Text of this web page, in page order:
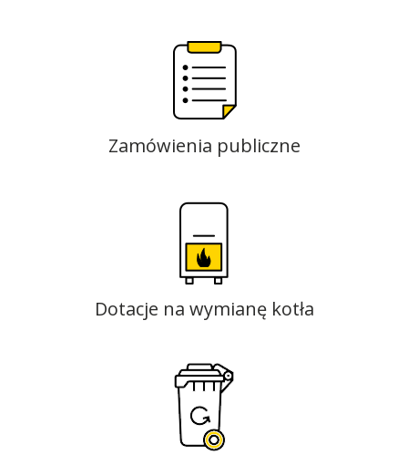
Zamówienia publiczne
Dotacje na wymianę kotła